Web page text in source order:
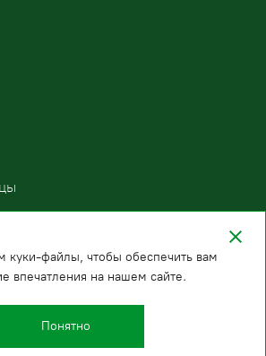
8 (800) 200-78-15
E-mail:
куки-файлы, чтобы обеспечить вам
впечатления на нашем сайте.
Понятно